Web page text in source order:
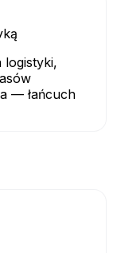
logistyki,
— łańcuch